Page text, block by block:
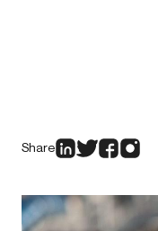
Share